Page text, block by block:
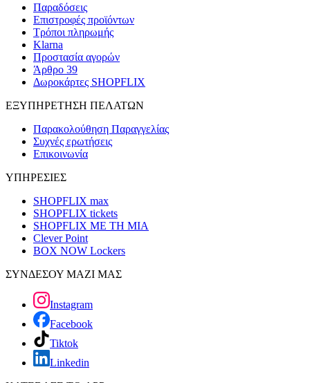
Παραδόσεις
Επιστροφές προϊόντων
Τρόποι πληρωμής
Klarna
Προστασία αγορών
Άρθρο 39
Δωροκάρτες SHOPFLIX
ΕΞΥΠΗΡΕΤΗΣΗ ΠΕΛΑΤΩΝ
Παρακολούθηση Παραγγελίας
Συχνές ερωτήσεις
Επικοινωνία
ΥΠΗΡΕΣΙΕΣ
SHOPFLIX max
SHOPFLIX tickets
SHOPFLIX ΜΕ ΤΗ ΜΙΑ
Clever Point
BOX NOW Lockers
ΣΥΝΔΕΣΟΥ ΜΑΖΙ ΜΑΣ
Instagram
Facebook
Tiktok
Linkedin